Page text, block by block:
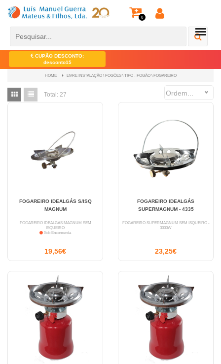
0
CUPÃO DESCONTO:
desconto15
HOME LIVRE INSTALAÇÃO \ FOGÕES \ TIPO - FOGÃO \ FOGAREIRO
Total: 27 Ordem...
FOGAREIRO IDEALGÁS S/ISQ
MAGNUM
FOGAREIRO IDEALGAS MAGNUM SEM
ISQUEIRO
Sob Encomenda
19,56€
FOGAREIRO IDEALGÁS
SUPERMAGNUM - 4335
FOGAREIRO SUPERMAGNUM SEM ISQUEIRO -
3000W
23,25€